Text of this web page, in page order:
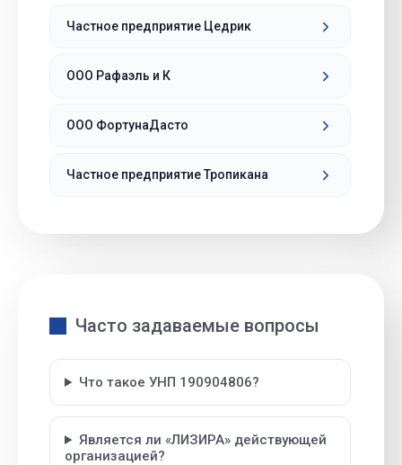
Частное предприятие Цедрик
ООО Рафаэль и К
ООО ФортунаДасто
Частное предприятие Тропикана
Часто задаваемые вопросы
Что такое УНП 190904806?
Является ли «ЛИЗИРА» действующей
организацией?